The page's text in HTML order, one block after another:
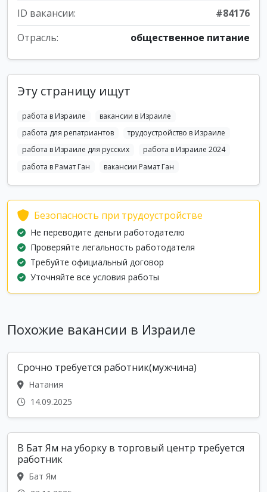
ID вакансии:
#84176
Отрасль:
общественное питание
Эту страницу ищут
работа в Израиле
вакансии в Израиле
работа для репатриантов
трудоустройство в Израиле
работа в Израиле для русских
работа в Израиле 2024
работа в Рамат Ган
вакансии Рамат Ган
Безопасность при трудоустройстве
Не переводите деньги работодателю
Проверяйте легальность работодателя
Требуйте официальный договор
Уточняйте все условия работы
Похожие вакансии в Израиле
Срочно требуется работник(мужчина)
Натания
14.09.2025
В Бат Ям на уборку в торговый центр требуется
работник
Бат Ям